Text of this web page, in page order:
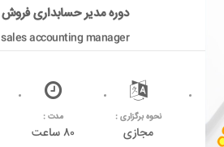
دوره مدیر حسابداری فروش
sales accounting manager
نحوه برگزاری :
مجازی
مدت :
۸۰ ساعت